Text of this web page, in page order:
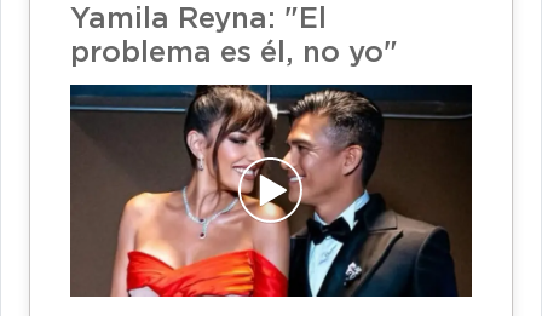
Yamila Reyna: "El
problema es él, no yo"